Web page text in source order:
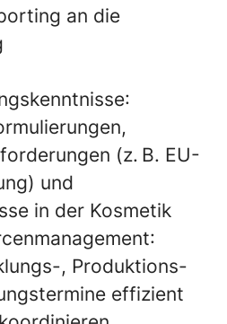
an die
:
(z. B. EU-
und
in der Kosmetik
:
, Produktions-
effizient